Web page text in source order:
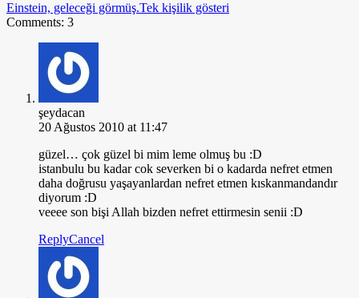
Einstein, geleceği görmüş.Tek kişilik gösteri
Comments: 3
şeydacan
20 Ağustos 2010 at 11:47
güzel… çok güzel bi mim leme olmuş bu :D
istanbulu bu kadar cok severken bi o kadarda nefret etmen
daha doğrusu yaşayanlardan nefret etmen kıskanmandandır
diyorum :D
veeee son bişi Allah bizden nefret ettirmesin senii :D
ReplyCancel